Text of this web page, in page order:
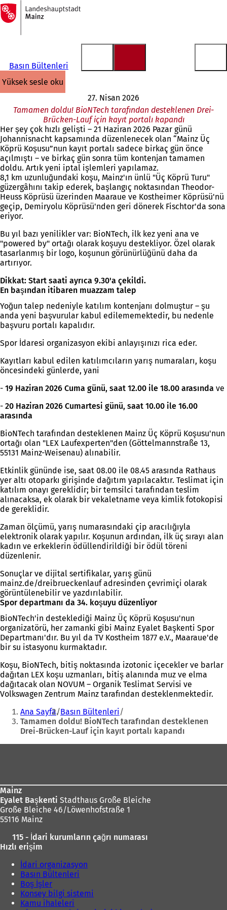
İçeriğe atla
Ana
sayfaya
Basın Bültenleri
yüksek sesle oku
27. Nisan 2026
Tamamen doldu! BioNTech tarafından desteklenen Drei-
Brücken-Lauf için kayıt portalı kapandı
Her şey çok hızlı gelişti – 21 Haziran 2026 Pazar günü
Johannisnacht kapsamında düzenlenecek olan “Mainz Üç
Köprü Koşusu”nun kayıt portalı sadece birkaç gün önce
açılmıştı – ve birkaç gün sonra tüm kontenjan tamamen
doldu. Artık yeni iptal işlemleri yapılamaz.
8,1 km uzunluğundaki koşu, Mainz'ın ünlü "Üç Köprü Turu"
güzergâhını takip ederek, başlangıç noktasından Theodor-
Heuss Köprüsü üzerinden Maaraue ve Kostheimer Köprüsü'nü
geçip, Demiryolu Köprüsü'nden geri dönerek Fischtor'da sona
eriyor.
Bu yıl bazı yenilikler var: BioNTech, ilk kez yeni ana ve
"powered by" ortağı olarak koşuyu destekliyor. Özel olarak
tasarlanmış bir logo, koşunun görünürlüğünü daha da
artırıyor.
Dikkat: Start saati ayrıca 9.30'a çekildi.
En başından itibaren muazzam talep
Yoğun talep nedeniyle katılım kontenjanı dolmuştur – şu
anda yeni başvurular kabul edilememektedir, bu nedenle
başvuru portalı kapalıdır.
Spor İdaresi organizasyon ekibi anlayışınızı rica eder.
Kayıtları kabul edilen katılımcıların yarış numaraları, koşu
öncesindeki günlerde, yani
- 19 Haziran 2026 Cuma günü, saat 12.00 ile 18.00 arasında ve
- 20 Haziran 2026 Cumartesi günü, saat 10.00 ile 16.00
arasında
BioNTech tarafından desteklenen Mainz Üç Köprü Koşusu'nun
ortağı olan "LEX Laufexperten"den (Göttelmannstraße 13,
55131 Mainz-Weisenau) alınabilir.
Etkinlik gününde ise, saat 08.00 ile 08.45 arasında Rathaus
yer altı otoparkı girişinde dağıtım yapılacaktır. Teslimat için
katılım onayı gereklidir; bir temsilci tarafından teslim
alınacaksa, ek olarak bir vekaletname veya kimlik fotokopisi
de gereklidir.
Zaman ölçümü, yarış numarasındaki çip aracılığıyla
elektronik olarak yapılır. Koşunun ardından, ilk üç sırayı alan
kadın ve erkeklerin ödüllendirildiği bir ödül töreni
düzenlenir.
Sonuçlar ve dijital sertifikalar, yarış günü
mainz.de/dreibrueckenlauf adresinden çevrimiçi olarak
görüntülenebilir ve yazdırılabilir.
Spor departmanı da 34. koşuyu düzenliyor
BioNTech'in desteklediği Mainz Üç Köprü Koşusu'nun
organizatörü, her zamanki gibi Mainz Eyalet Başkenti Spor
Departmanı'dır. Bu yıl da TV Kostheim 1877 e.V., Maaraue'de
bir su istasyonu kurmaktadır.
Koşu, BioNTech, bitiş noktasında izotonic içecekler ve barlar
dağıtan LEX koşu uzmanları, bitiş alanında muz ve elma
dağıtacak olan NOVUM – Organik Teslimat Servisi ve
Volkswagen Zentrum Mainz tarafından desteklenmektedir.
Buradasınız:
Ana Sayfa Basın Bültenleri
Tamamen doldu! BioNTech tarafından desteklenen
Drei-Brücken-Lauf için kayıt portalı kapandı
Mainz
Eyalet Başkenti Stadthaus Große Bleiche
Große Bleiche 46/Löwenhofstraße 1
55116 Mainz
115 - İdari kurumların çağrı numarası
Hızlı erişim
İdari organizasyon
Basın Bültenleri
Boş İşler
Konsey bilgi sistemi
Kamu ihaleleri